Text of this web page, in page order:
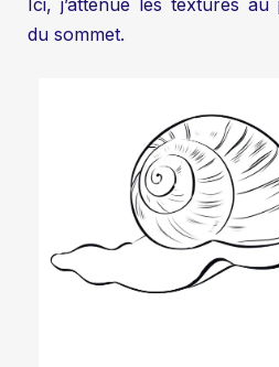
Ici, j’atténue les textures
du sommet.